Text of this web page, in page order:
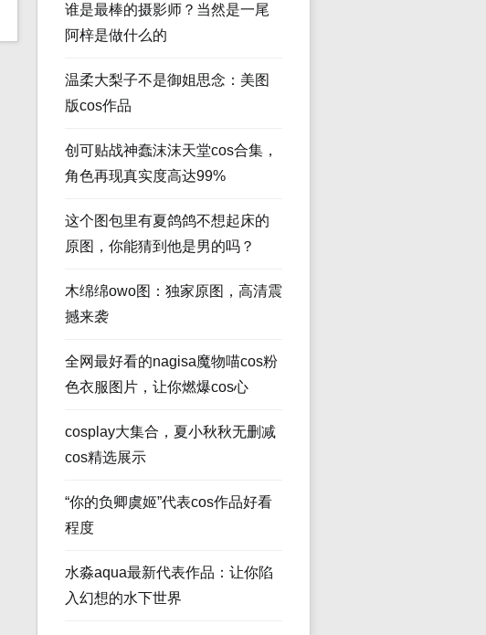
谁是最棒的摄影师？当然是一尾
阿梓是做什么的
温柔大梨子不是御姐思念：美图
版cos作品
创可贴战神蠢沫沫天堂cos合集，
角色再现真实度高达99%
这个图包里有夏鸽鸽不想起床的
原图，你能猜到他是男的吗？
木绵绵owo图：独家原图，高清震
撼来袭
全网最好看的nagisa魔物喵cos粉
色衣服图片，让你燃爆cos心
cosplay大集合，夏小秋秋无删减
cos精选展示
“你的负卿虞姬”代表cos作品好看
程度
水淼aqua最新代表作品：让你陷
入幻想的水下世界